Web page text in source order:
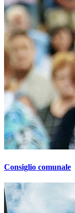
Consiglio comunale